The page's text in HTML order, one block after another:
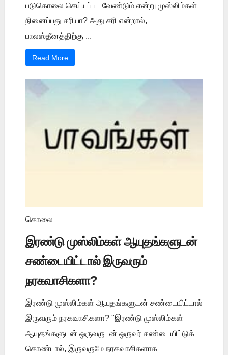
படுகொலை செய்யப்பட வேண்டும் என்று முஸ்லிம்கள்
நினைப்பது சரியா? அது சரி என்றால்,
பாலஸ்தீனத்திற்கு ...
Read More
கொலை
இரண்டு முஸ்லிம்கள் ஆயுதங்களுடன்
சண்டையிட்டால் இருவரும்
நரகவாசிகளா?
இரண்டு முஸ்லிம்கள் ஆயுதங்களுடன் சண்டையிட்டால்
இருவரும் நரகவாசிகளா? "இரண்டு முஸ்லிம்கள்
ஆயுதங்களுடன் ஒருவருடன் ஒருவர் சண்டையிட்டுக்
கொண்டால், இருவருமே நரகவாசிகளாக